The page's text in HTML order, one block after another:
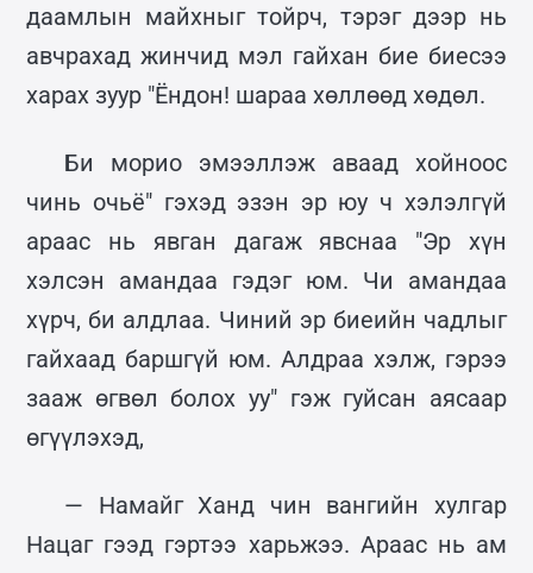
даамлын майхныг тойрч, тэрэг дээр нь
авчрахад жинчид мэл гайхан бие биесээ
харах зуур "Ёндон! шараа хөллөөд хөдөл.
Би морио эмээллэж аваад хойноос
чинь очьё" гэхэд эзэн эр юу ч хэлэлгүй
араас нь явган дагаж явснаа "Эр хүн
хэлсэн амандаа гэдэг юм. Чи амандаа
хүрч, би алдлаа. Чиний эр биеийн чадлыг
гайхаад баршгүй юм. Алдраа хэлж, гэрээ
зааж өгвөл болох уу" гэж гуйсан аясаар
өгүүлэхэд,
— Намайг Ханд чин вангийн хулгар
Нацаг гээд гэртээ харьжээ. Араас нь ам